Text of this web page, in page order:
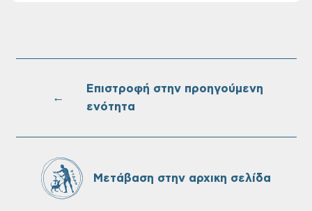
Πλαστήρα της Δ.Κ. Τσικαλαριών
Πίνακες Κατάταξης & Βαθμολογίας,
πίνακες της προκήρυξης ΣΟΧ 3/2026 του
←
Επιστροφή στην προηγούμενη
ενότητα
Μετάβαση στην αρχικη σελίδα